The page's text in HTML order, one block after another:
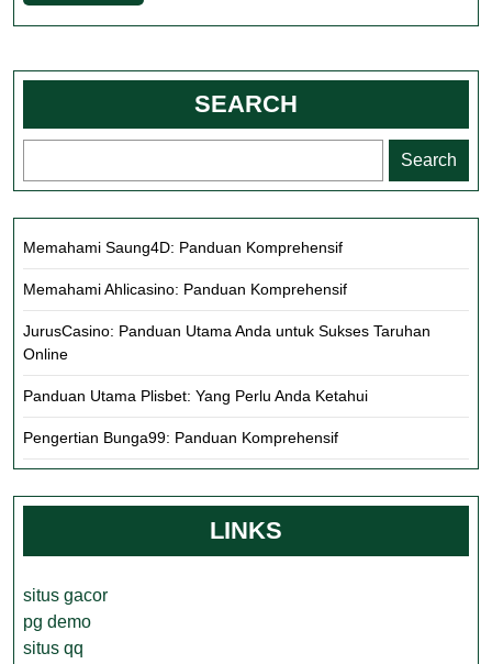
Full
SEARCH
Search
Memahami Saung4D: Panduan Komprehensif
Memahami Ahlicasino: Panduan Komprehensif
JurusCasino: Panduan Utama Anda untuk Sukses Taruhan
Online
Panduan Utama Plisbet: Yang Perlu Anda Ketahui
Pengertian Bunga99: Panduan Komprehensif
LINKS
situs gacor
pg demo
situs qq